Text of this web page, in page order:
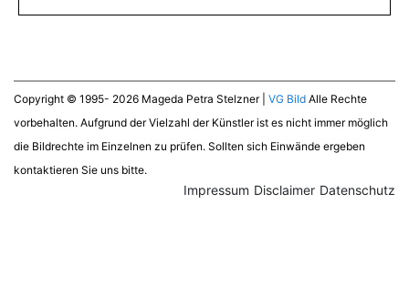
Copyright © 1995- 2026 Mageda Petra Stelzner | VG Bild Alle Rechte
vorbehalten. Aufgrund der Vielzahl der Künstler ist es nicht immer möglich
die Bildrechte im Einzelnen zu prüfen. Sollten sich Einwände ergeben
kontaktieren Sie uns bitte.
Datenschutz
Disclaimer
Impressum